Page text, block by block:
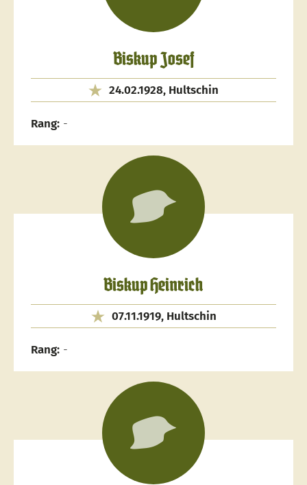
Biskup Josef
24.02.1928, Hultschin
Rang: -
Biskup Heinrich
07.11.1919, Hultschin
Rang: -